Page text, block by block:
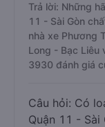
Trả lời: Những
11 - Sài Gòn
nhà xe Phương
Long - Bạc
3930 đánh giá
Câu hỏi: Có
Quận 11 -